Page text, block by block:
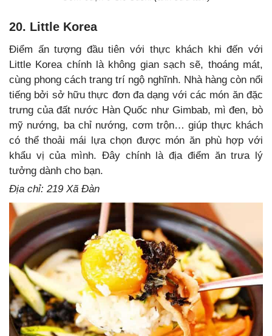
20. Little Korea
Điểm ấn tượng đầu tiên với thực khách khi đến với
Little Korea chính là không gian sạch sẽ, thoáng mát,
cùng phong cách trang trí ngộ nghĩnh. Nhà hàng còn nổi
tiếng bởi sở hữu thực đơn đa dạng với các món ăn đặc
trưng của đất nước Hàn Quốc như Gimbab, mì đen, bò
mỹ nướng, ba chỉ nướng, cơm trộn… giúp thực khách
có thể thoải mái lựa chọn được món ăn phù hợp với
khẩu vị của mình. Đây chính là địa điểm ăn trưa lý
tưởng dành cho bạn.
Địa chỉ: 219 Xã Đàn